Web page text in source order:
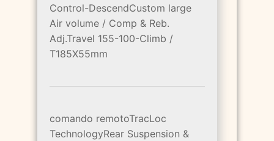
Control-DescendCustom large
Air volume / Comp & Reb.
Adj.Travel 155-100-Climb /
T185X55mm
comando remotoTracLoc
TechnologyRear Suspension &